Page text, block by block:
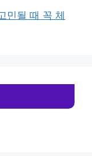
민될 때 꼭 체